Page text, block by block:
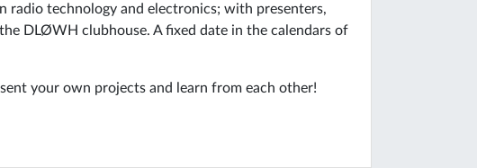
radio technology and electronics; with presenters,
DLØWH clubhouse. A fixed date in the calendars of
your own projects and learn from each other!